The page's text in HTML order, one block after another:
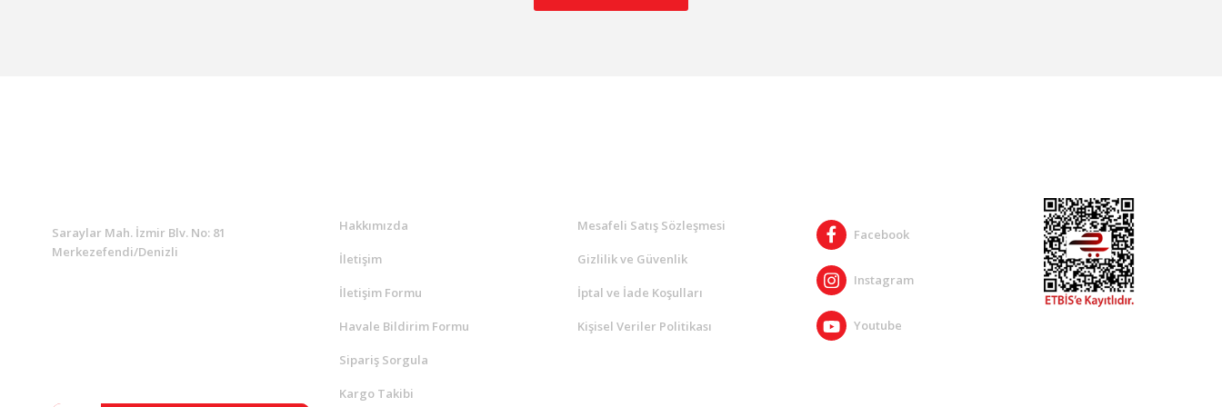
Saraylar Mah. İzmir Blv. No: 81
Merkezefendi/Denizli
Hakkımızda
İletişim
İletişim Formu
Havale Bildirim Formu
Sipariş Sorgula
Kargo Takibi
Mesafeli Satış Sözleşmesi
Gizlilik ve Güvenlik
İptal ve İade Koşulları
Kişisel Veriler Politikası
Facebook
Instagram
Youtube